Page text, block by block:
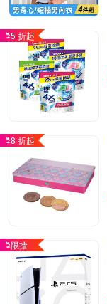
5 折起
8 折起
限搶